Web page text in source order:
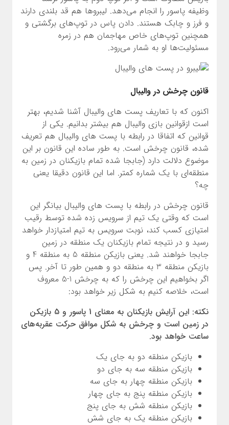
وظیفه پاسور را انجام می‌دهد. لیبروها هم قد بلندی دارند
و فرز و چابک هستند. دادن پاس در توپ‌های برگشتی و
همچنین توپ‌های خاص مهاجمان هم در زمره
مسئولیت‌ها او به شمار می‌رود.
قانون چرخش در والیبال
اکنون که با تعاریف پست های والیبال آشنا شدیم، بهتر
است ازقوانین بازی والیبال هم بیشتر بدانیم. یکی از
قوانین که اتفاقا در رابطه با پست های والیبال هم تعریف
شده، قانون چرخش است. به طور ساده این قانون بر این
موضوع دلالت دارد (جابجا شده تمام بازیکنان در زمین به
منطقه‌ای با یک شماره کمتر. اما این قانون دقیقا یعنی
چه؟
قانون چرخش در رابطه با پست های والیبال بیانگر این
است که وقتی یک تیم از سرویس زده شده توسط رقیب
امتیازی کسب کند، نوبت سرویس به تیم امتیازدار خواهد
رسید و در نتیجه تمام بازیکنان یک منطقه در زمین
جابجا خواهند شد. یعنی بازیکن منطقه 5 به منطقه 4 و
بازیکن منطقه 3 به منطقه دو و همین طور تا آخر. پس
اگر بخواهیم این چرخش را که به چرخش 1-5 معروف
است، خلاصه کنیم به شکل زیر خواهد بود:
نکته: این آرایش بازیکنان به معنای 1 پاسور و 5 بازیکن
در زمین است و چرخش به شکل موافق حرکت عقربه‌های
ساعت خواهد بود.
بازیکن منطقه دو به جای یک
بازیکن منطقه سه به جای دو
بازیکن منطقه چهار به جای سه
بازیکن منطقه پنج به جای چهار
بازیکن منطقه شش به جای پنج
بازیکن منطقه یک به جای شش